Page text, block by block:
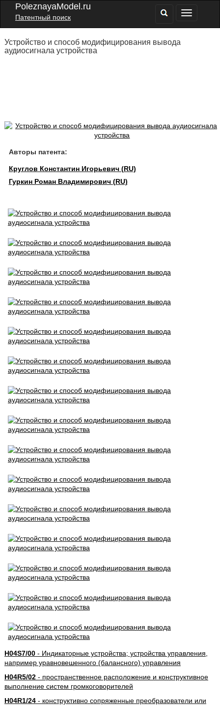
PoleznayaModel.ru
Патентный поиск
Устройство и способ модифицирования вывода
аудиосигнала устройства
Авторы патента:
Круглов Константин Игорьевич (RU)
Гуркин Роман Владимирович (RU)
H04S7/00- Индикаторные устройства; устройства управления,
например уравновешенного (балансного) управления
H04R5/02- пространственное расположение и конструктивное
выполнение систем громкоговорителей
H04R1/24- конструктивно сопряженные преобразователи или